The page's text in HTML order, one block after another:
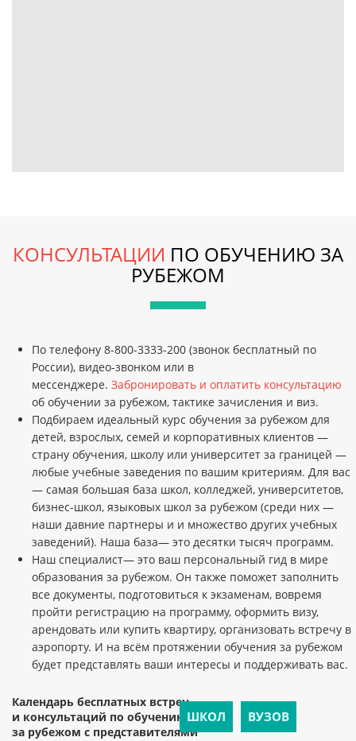
КОНСУЛЬТАЦИИ ПО ОБУЧЕНИЮ ЗА
РУБЕЖОМ
По телефону 8-800-3333-200 (звонок бесплатный по
России), видео-звонком или в
мессенджере. Забронировать и оплатить консультацию
об обучении за рубежом, тактике зачисления и виз.
Подбираем идеальный курс обучения за рубежом для
детей, взрослых, семей и корпоративных клиентов —
страну обучения, школу или университет за границей —
любые учебные заведения по вашим критериям. Для вас
— самая большая база школ, колледжей, университетов,
бизнес-школ, языковых школ за рубежом (среди них —
наши давние партнеры и и множество других учебных
заведений). Наша база— это десятки тысяч программ.
Наш специалист— это ваш персональный гид в мире
образования за рубежом. Он также поможет заполнить
все документы, подготовиться к экзаменам, вовремя
пройти регистрацию на программу, оформить визу,
арендовать или купить квартиру, организовать встречу в
аэропорту. И на всём протяжении обучения за рубежом
будет представлять ваши интересы и поддерживать вас.
Календарь бесплатных встреч
и консультаций по обучению
за рубежом с представителями
ШКОЛ ВУЗОВ